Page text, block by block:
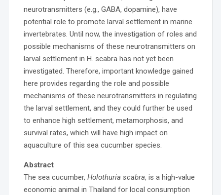
neurotransmitters (e.g., GABA, dopamine), have
potential role to promote larval settlement in marine
invertebrates. Until now, the investigation of roles and
possible mechanisms of these neurotransmitters on
larval settlement in H. scabra has not yet been
investigated. Therefore, important knowledge gained
here provides regarding the role and possible
mechanisms of these neurotransmitters in regulating
the larval settlement, and they could further be used
to enhance high settlement, metamorphosis, and
survival rates, which will have high impact on
aquaculture of this sea cucumber species.
Abstract
The sea cucumber, Holothuria scabra, is a high-value
economic animal in Thailand for local consumption